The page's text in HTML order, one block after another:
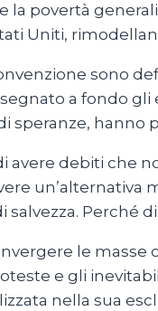
la povertà
Uniti,
sono
a fondo gli
speranze,
avere debiti che
un’alternativa
salvezza. Perché
le masse
e gli
nella sua